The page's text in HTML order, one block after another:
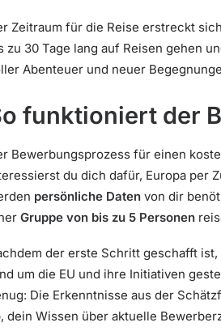
Zeitraum für die Reise erstreckt
zu 30 Tage lang auf Reisen gehen
Abenteuer und neuer
funktioniert der
Bewerbungsprozess für einen
du dich dafür, Europa per
persönliche Daten von dir
Gruppe von bis zu 5 Personen
der erste Schritt geschafft
um die EU und ihre Initiativen
Die Erkenntnisse aus der
dein Wissen über aktuelle